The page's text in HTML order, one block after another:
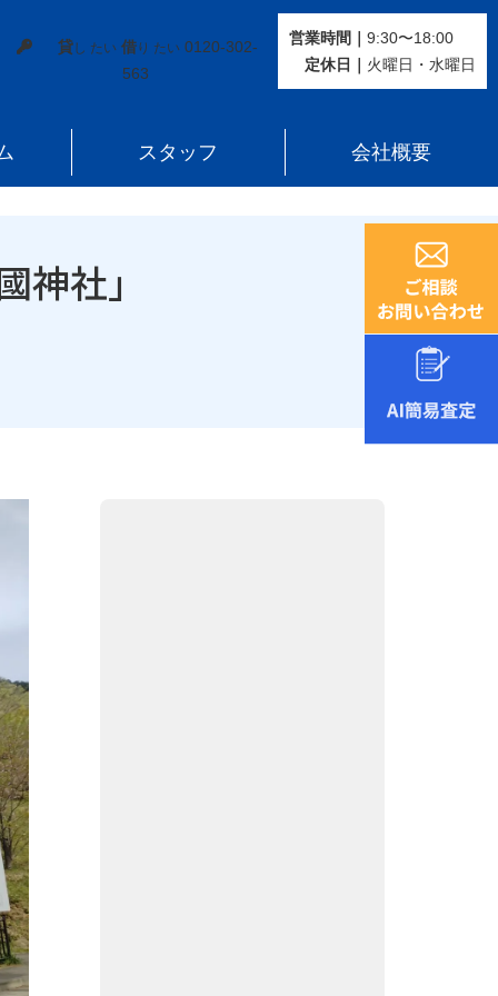
貸し たい 借り たい 0120-302-
563
営業時間｜ 9:30〜18:00
定休⽇｜ 火曜⽇・水曜⽇
スタッフ 会社概要
社」